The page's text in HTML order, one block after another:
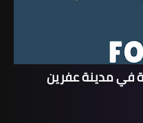
في مدينة عفرين